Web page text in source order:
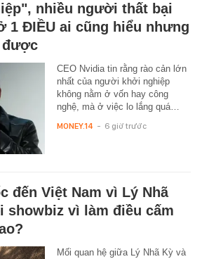
nhiều người thất bại
1 ĐIỀU ai cũng hiểu nhưng
CEO Nvidia tin rằng rào cản lớn
nhất của người khởi nghiệp
không nằm ở vốn hay công
nghệ, mà ở việc lo lắng quá…
MONEY.14 - 6 giờ trước
đến Việt Nam vì Lý Nhã
showbiz vì làm điều cấm
Mối quan hệ giữa Lý Nhã Kỳ và